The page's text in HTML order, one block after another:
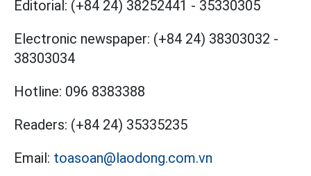
Editorial: (+84 24) 38252441 - 35330305
Electronic newspaper: (+84 24) 38303032 -
38303034
Hotline: 096 8383388
Readers: (+84 24) 35335235
Email: toasoan@laodong.com.vn